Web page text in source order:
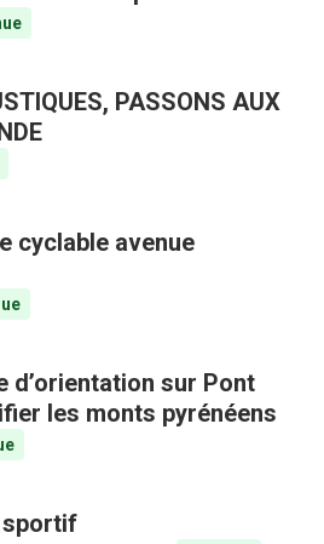
PASSONS AUX
cyclable avenue
d’orientation sur Pont
les monts pyrénéens
sportif